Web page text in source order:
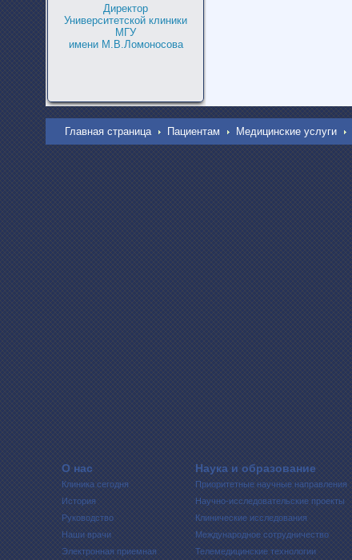
Директор
Университетской клиники
МГУ
имени М.В.Ломоносова
Главная страница Пациентам Медицинские услуги
О нас
Клиника сегодня
История
Руководство
Наши врачи
Электронная приемная
Наука и образование
Приоритетные научные направления
Научно-исследовательские проекты
Клинические исследования
Международное сотрудничество
Телемедицинские технологии